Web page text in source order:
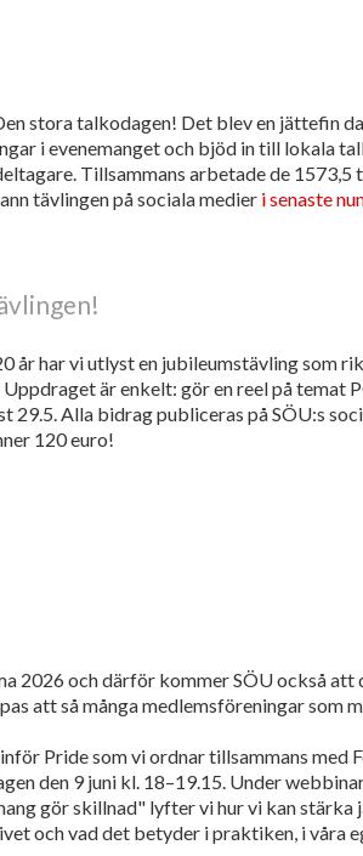
stora talkodagen! Det blev en jättefin
i evenemanget och bjöd in till lokala
Tillsammans arbetade de 1573,5
tävlingen på sociala medier i senaste
år har vi utlyst en jubileumstävling som
är enkelt: gör en reel på temat
29.5. Alla bidrag publiceras på SÖU:s
120 euro!
2026 och därför kommer SÖU också att
att så många medlemsföreningar som
Pride som vi ordnar tillsammans med
den 9 juni kl. 18–19.15. Under
gör skillnad" lyfter vi hur vi kan
och vad det betyder i praktiken, i våra